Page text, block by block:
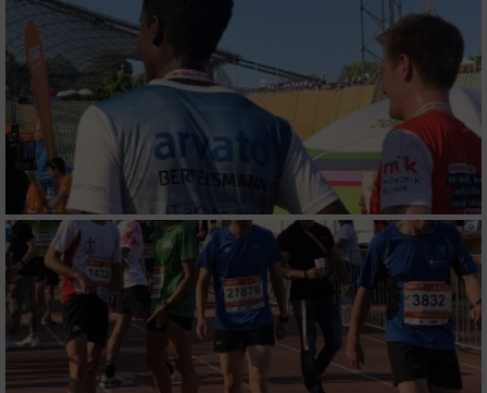
IAB-Besonderheiten:
Verwendung genauer Standortdaten
Geräte anhand von aktiv angeforderten
Informationen identifizieren
Nicht-IAB-Verarbeitungszwecke:
Notwendig
Performance
Funktional